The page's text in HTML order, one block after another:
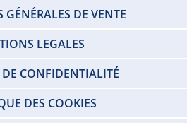
DE VENTE
LEGALES
CONFIDENTIALITÉ
DES COOKIES